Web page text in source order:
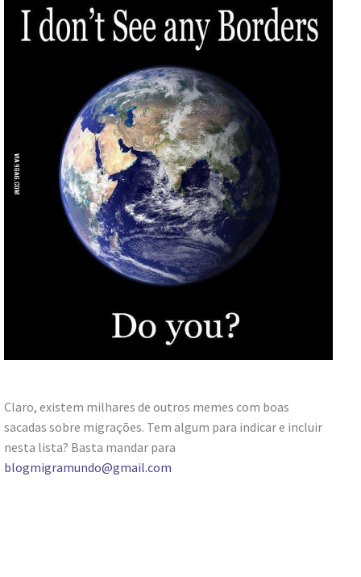
Claro, existem milhares de outros memes com boas
sacadas sobre migrações. Tem algum para indicar e incluir
nesta lista? Basta mandar para
blogmigramundo@gmail.com